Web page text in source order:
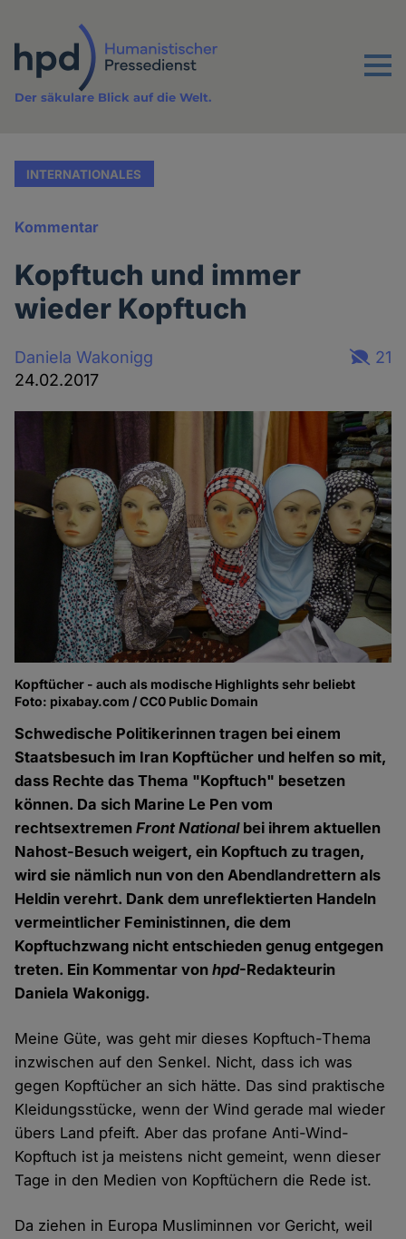
Inhalt
Menu
Der säkulare Blick auf die Welt.
INTERNATIONALES
Kommentar
Kopftuch und immer
wieder Kopftuch
Daniela Wakonigg
24.02.2017
21
Kopftücher - auch als modische Highlights sehr beliebt
Foto: pixabay.com / CC0 Public Domain
Schwedische Politikerinnen tragen bei einem
Staatsbesuch im Iran Kopftücher und helfen so mit,
dass Rechte das Thema "Kopftuch" besetzen
können. Da sich Marine Le Pen vom
rechtsextremenFront Nationalbei ihrem aktuellen
Nahost-Besuch weigert, ein Kopftuch zu tragen,
wird sie nämlich nun von den Abendlandrettern als
Heldin verehrt. Dank dem unreflektierten Handeln
vermeintlicher Feministinnen, die dem
Kopftuchzwang nicht entschieden genug entgegen
treten. Ein Kommentar vonhpd-Redakteurin
Daniela Wakonigg.
Meine Güte, was geht mir dieses Kopftuch-Thema
inzwischen auf den Senkel. Nicht, dass ich was
gegen Kopftücher an sich hätte. Das sind praktische
Kleidungsstücke, wenn der Wind gerade mal wieder
übers Land pfeift. Aber das profane Anti-Wind-
Kopftuch ist ja meistens nicht gemeint, wenn dieser
Tage in den Medien von Kopftüchern die Rede ist.
Da ziehen in Europa Musliminnen vor Gericht, weil